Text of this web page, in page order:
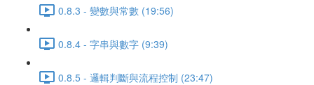
0.8.3 - 變數與常數 (19:56)
0.8.4 - 字串與數字 (9:39)
0.8.5 - 邏輯判斷與流程控制 (23:47)